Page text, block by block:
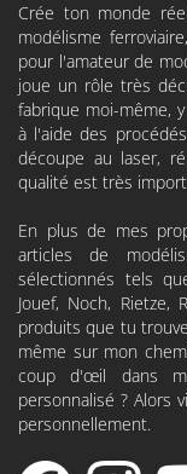
Crée ton monde
modélisme
pour l'amateur de
joue un rôle très
fabrique moi-même,
à l'aide des
découpe au laser,
qualité est très
En plus de mes
articles de
sélectionnés tels
Jouef, Noch,
produits que tu
même sur mon
coup d'œil dans
personnalisé ? Alors
personnellement.